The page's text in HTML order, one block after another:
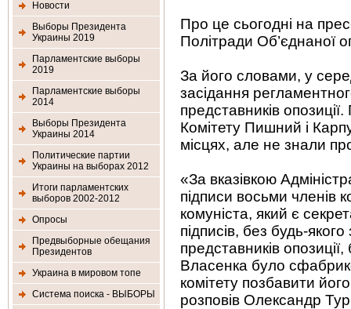
Новости
Выборы Президента
Украины 2019
Парламентские выборы
2019
Парламентские выборы
2014
Выборы Президента
Украины 2014
Политические партии
Украины на выборах 2012
Итоги парламентских
выборов 2002-2012
Опросы
Предвыборные обещания
Президентов
Украина в мировом топе
Система поиска - ВЫБОРЫ
Про це сьогодні на
Політради Об’єднаної
За його словами, у
засідання
представників
Комітету Пишний і
місцях, але не знали
«За вказівкою
підписи восьми членів
комуніста, який є
підписів, без будь-
представників
Власенка було
комітету позбавити
розповів Олександр